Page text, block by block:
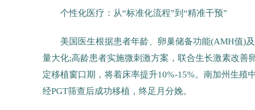
个性化医疗：从“标准化流程”到“精准干预”
美国医生根据患者年龄、卵巢储备功能(AMH值)
量大化;高龄患者实施微刺激方案，联合生长激素改善
定移植窗口期，将着床率提升10%-15%。南加州生殖
经PGT筛查后成功移植，终足月分娩。